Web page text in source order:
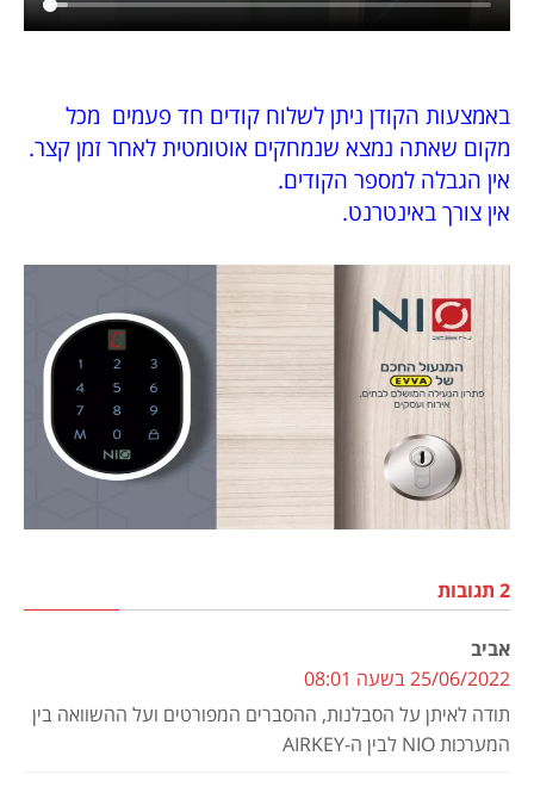
באמצעות הקודן ניתן לשלוח קודים חד פעמים מכל
מקום שאתה נמצא שנמחקים אוטומטית לאחר זמן קצר.
אין הגבלה למספר הקודים.
אין צורך באינטרנט.
2 תגובות
אביב
25/06/2022 בשעה 08:01
תודה לאיתן על הסבלנות, ההסברים המפורטים ועל ההשוואה בין
המערכות NIO לבין ה-AIRKEY